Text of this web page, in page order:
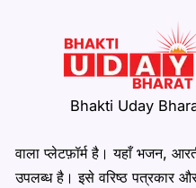
Bhakti Uday
वाला प्लेटफ़ॉर्म है। यहाँ भजन,
उपलब्ध है। इसे वरिष्ठ पत्रकार